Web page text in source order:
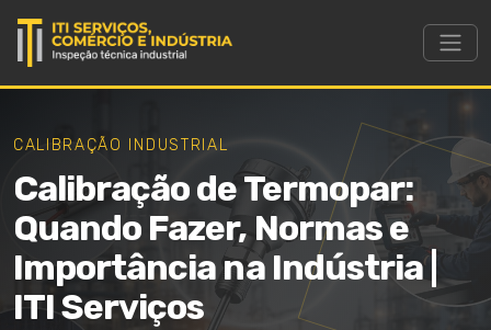
CALIBRAÇÃO INDUSTRIAL
Calibração de Termopar:
Quando Fazer, Normas e
Importância na Indústria |
ITI Serviços